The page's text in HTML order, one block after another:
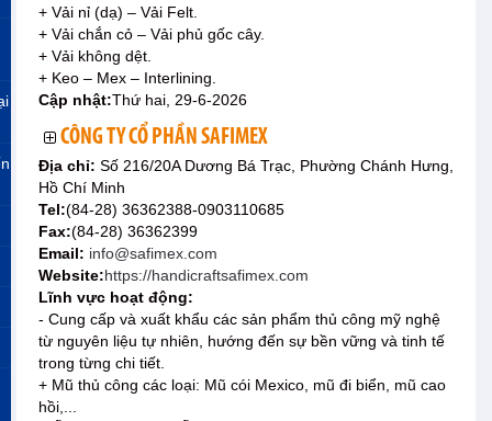
+ Vải nỉ (dạ) – Vải Felt.
+ Vải chắn cỏ – Vải phủ gốc cây.
+ Vải không dệt.
+ Keo – Mex – Interlining.
Cập nhật:Thứ hai, 29-6-2026
CÔNG TY CỔ PHẦN SAFIMEX
Địa chỉ: Số 216/20A Dương Bá Trạc, Phường Chánh Hưng,
Hồ Chí Minh
Tel:(84-28) 36362388-0903110685
Fax:(84-28) 36362399
Email: info@safimex.com
Website:https://handicraftsafimex.com
Lĩnh vực hoạt động:
- Cung cấp và xuất khẩu các sản phẩm thủ công mỹ nghệ
từ nguyên liệu tự nhiên, hướng đến sự bền vững và tinh tế
trong từng chi tiết.
+ Mũ thủ công các loại: Mũ cói Mexico, mũ đi biển, mũ cao
hồi,...